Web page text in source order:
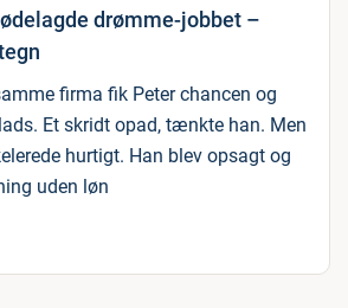
drømme-jobbet –
firma fik Peter chancen og
Et skridt opad, tænkte han. Men
hurtigt. Han blev opsagt og
uden løn